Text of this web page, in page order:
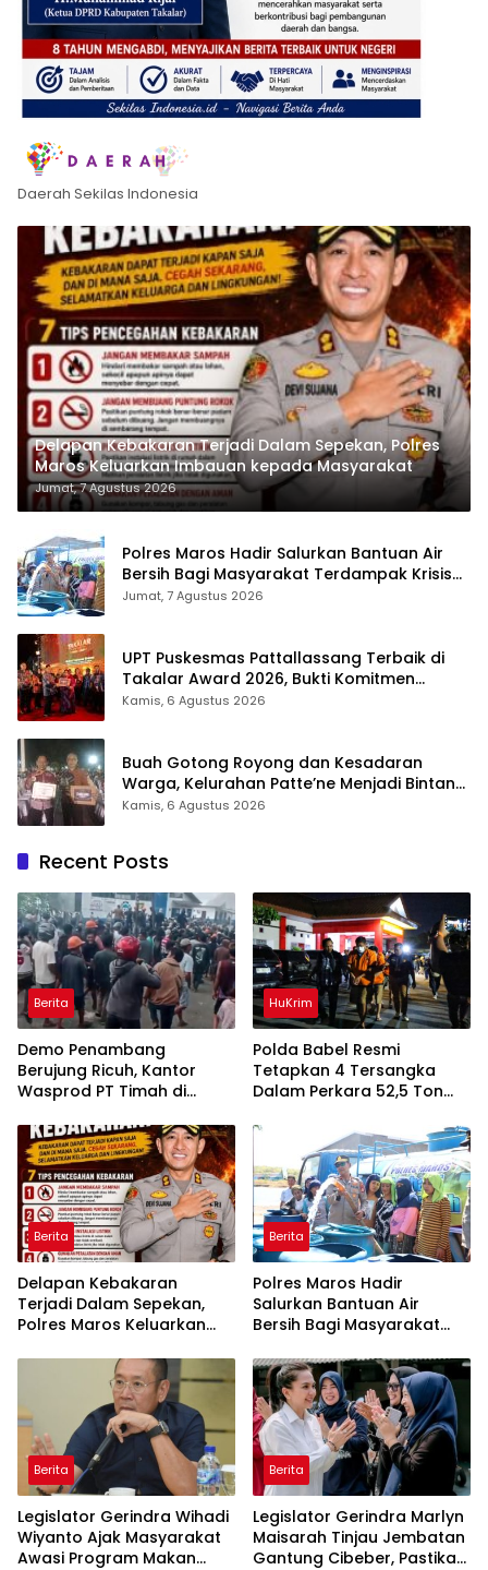
Daerah Sekilas Indonesia
Delapan Kebakaran Terjadi Dalam Sepekan, Polres
Maros Keluarkan Imbauan kepada Masyarakat
Jumat, 7 Agustus 2026
Polres Maros Hadir Salurkan Bantuan Air
Bersih Bagi Masyarakat Terdampak Krisis
Air Bersih Di Maros
Jumat, 7 Agustus 2026
UPT Puskesmas Pattallassang Terbaik di
Takalar Award 2026, Bukti Komitmen
Hadirkan Pelayanan Kesehatan Berkualitas
Kamis, 6 Agustus 2026
Buah Gotong Royong dan Kesadaran
Warga, Kelurahan Patte’ne Menjadi Bintang
Takalar Award 2026
Kamis, 6 Agustus 2026
Recent Posts
Berita
Demo Penambang
Berujung Ricuh, Kantor
Wasprod PT Timah di
HuKrim
Polda Babel Resmi
Tetapkan 4 Tersangka
Dalam Perkara 52,5 Ton
Belitung
Berita
Delapan Kebakaran
Terjadi Dalam Sepekan,
Polres Maros Keluarkan
Masyarakat
Berita
Polres Maros Hadir
Salurkan Bantuan Air
Bersih Bagi Masyarakat
Di Maros
Berita
Legislator Gerindra Wihadi
Wiyanto Ajak Masyarakat
Awasi Program Makan
Berita
Legislator Gerindra Marlyn
Maisarah Tinjau Jembatan
Gantung Cibeber, Pastikan